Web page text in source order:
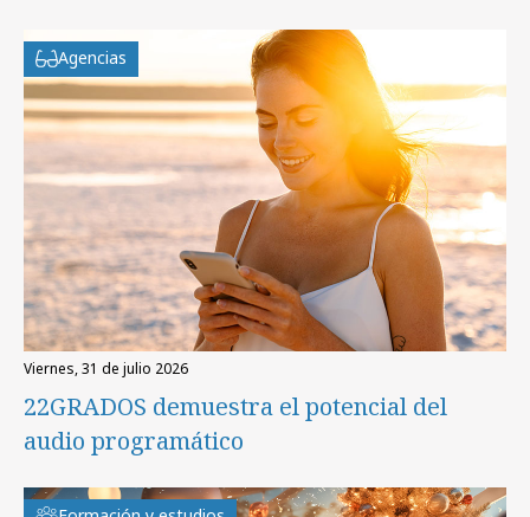
Agencias
viernes, 31 de julio 2026
22GRADOS demuestra el potencial del
audio programático